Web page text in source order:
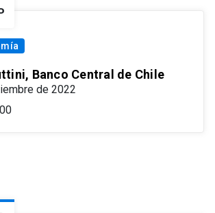
Banco Central de Chile
de 2022